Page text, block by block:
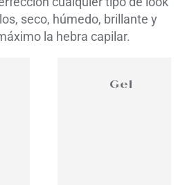
seco, húmedo, brillante y
la hebra capilar.
Gel